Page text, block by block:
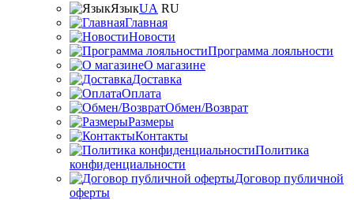
ЯзыкUA RU
Главная
Новости
Программа лояльности
О магазине
Доставка
Оплата
Обмен/Возврат
Размеры
Контакты
Политика
конфиденциальности
Договор публичной
оферты